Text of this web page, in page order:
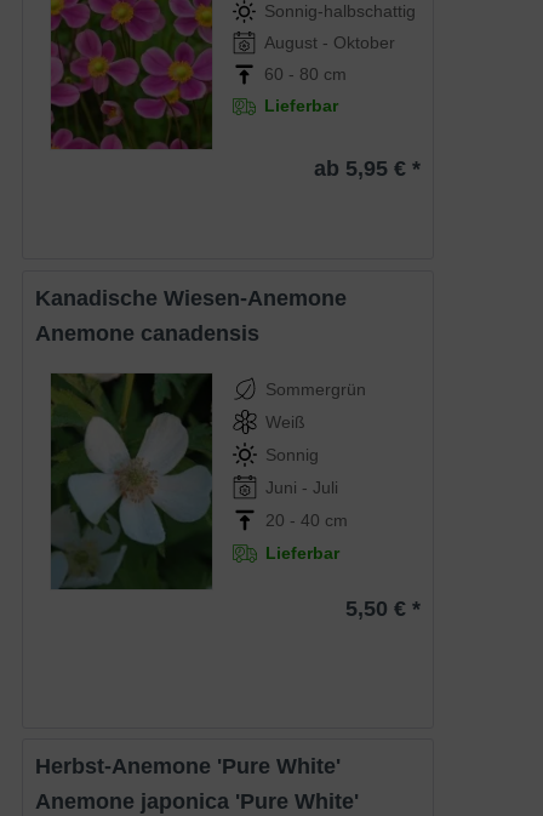
Sonnig-halbschattig
August - Oktober
60 - 80 cm
Lieferbar
ab 5,95 € *
Kanadische Wiesen-Anemone
Anemone canadensis
Sommergrün
Weiß
Sonnig
Juni - Juli
20 - 40 cm
Lieferbar
5,50 € *
Herbst-Anemone 'Pure White'
Anemone japonica 'Pure White'